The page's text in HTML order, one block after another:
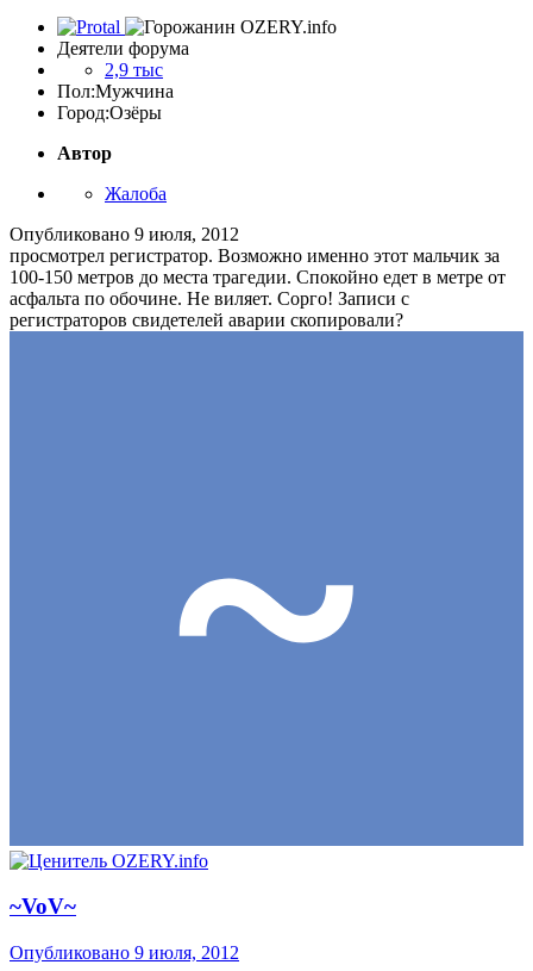
Деятели форума
2,9 тыс
Пол:Мужчина
Город:Озёры
Автор
Жалоба
Опубликовано 9 июля, 2012
просмотрел регистратор. Возможно именно этот мальчик за
100-150 метров до места трагедии. Спокойно едет в метре от
асфальта по обочине. Не виляет. Сорго! Записи с
регистраторов свидетелей аварии скопировали?
~VoV~
Опубликовано 9 июля, 2012